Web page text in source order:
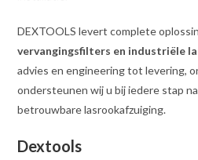
DEXTOOLS levert complete
vervangingsfilters en industriële
advies en engineering tot levering,
ondersteunen wij u bij iedere stap
betrouwbare lasrookafzuiging.
Dextools